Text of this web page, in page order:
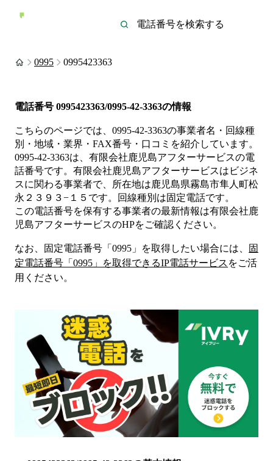
0995 0995423363
電話番号 0995423363/0995-42-3363の情報
こちらのページでは、 0995-42-3363の事業者名・回線種
別・地域・業界・FAX番号・口コミを紹介しています。
0995-42-3363は、 有限会社鹿児島アフターサービスの電
話番号です。 有限会社鹿児島アフターサービスは ビジネ
スに関わる事業者で、所在地は鹿児島県霧島市隼人町松
永２３９３−１５ です。 回線種別は固定電話です。
この電話番号を保有する事業者の最新情報は有限会社鹿
児島アフターサービスのHPをご確認ください。
なお、固定電話番号「 0995 」を取得したい場合には、
固
定電話番号「 0995 」を取得できるIP電話サービス をご活
用ください。